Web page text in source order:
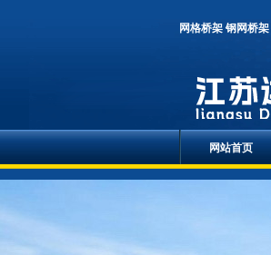
网格桥架 钢网桥架
网站首页